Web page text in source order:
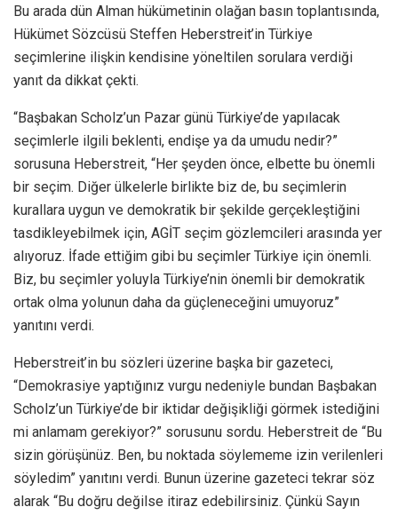
Bu arada dün Alman hükümetinin olağan basın toplantısında,
Hükümet Sözcüsü Steffen Heberstreit’in Türkiye
seçimlerine ilişkin kendisine yöneltilen sorulara verdiği
yanıt da dikkat çekti.
“Başbakan Scholz’un Pazar günü Türkiye’de yapılacak
seçimlerle ilgili beklenti, endişe ya da umudu nedir?”
sorusuna Heberstreit, “Her şeyden önce, elbette bu önemli
bir seçim. Diğer ülkelerle birlikte biz de, bu seçimlerin
kurallara uygun ve demokratik bir şekilde gerçekleştiğini
tasdikleyebilmek için, AGİT seçim gözlemcileri arasında yer
alıyoruz. İfade ettiğim gibi bu seçimler Türkiye için önemli.
Biz, bu seçimler yoluyla Türkiye’nin önemli bir demokratik
ortak olma yolunun daha da güçleneceğini umuyoruz”
yanıtını verdi.
Heberstreit’in bu sözleri üzerine başka bir gazeteci,
“Demokrasiye yaptığınız vurgu nedeniyle bundan Başbakan
Scholz’un Türkiye’de bir iktidar değişikliği görmek istediğini
mi anlamam gerekiyor?” sorusunu sordu. Heberstreit de “Bu
sizin görüşünüz. Ben, bu noktada söylememe izin verilenleri
söyledim” yanıtını verdi. Bunun üzerine gazeteci tekrar söz
alarak “Bu doğru değilse itiraz edebilirsiniz. Çünkü Sayın